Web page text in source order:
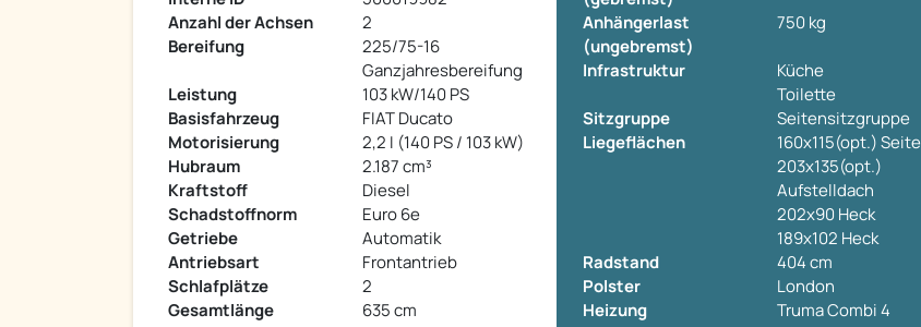
Anzahl der Achsen
2
Bereifung
225/75-16
Ganzjahresbereifung
Leistung
103 kW/140 PS
Basisfahrzeug
FIAT Ducato
Motorisierung
2,2 I (140 PS / 103 kW)
Hubraum
2.187 cm³
Kraftstoff
Diesel
Schadstoffnorm
Euro 6e
Getriebe
Automatik
Antriebsart
Frontantrieb
Schlafplätze
2
Gesamtlänge
635 cm
Anhängerlast
(ungebremst)
750 kg
Infrastruktur
Küche
Toilette
Sitzgruppe
Seitensitzgruppe
Liegeflächen
160x115(opt.) Seite
203x135(opt.)
Aufstelldach
202x90 Heck
189x102 Heck
Radstand
404 cm
Polster
London
Heizung
Truma Combi 4